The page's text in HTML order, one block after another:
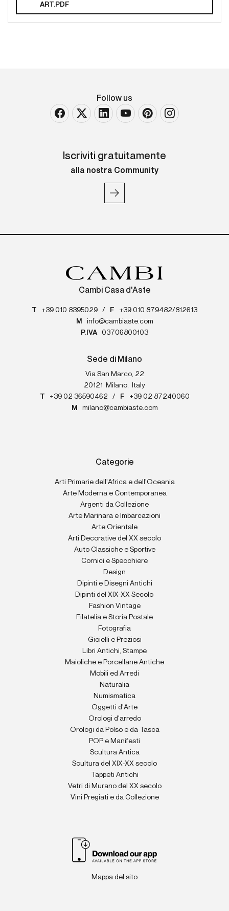
ART.PDF
Follow us
Iscriviti gratuitamente
alla nostra Community
Cambi Casa d'Aste
T +39 010 8395029 / F
+39 010 879482/812613
M
info@cambiaste.com
P.IVA
03706800103
Sede di Milano
Via San Marco, 22
20121
Milano
Italy
T
+39 02 36590462 / F
+39 02 87240060
M
milano@cambiaste.com
Categorie
Arti Primarie dell'Africa e dell'Oceania
Arte Moderna e Contemporanea
Argenti da Collezione
Arte Marinara e Imbarcazioni
Arte Orientale
Arti Decorative del XX secolo
Auto Classiche e Sportive
Cornici e Specchiere
Design
Dipinti e Disegni Antichi
Dipinti del XIX-XX Secolo
Fashion Vintage
Filatelia e Storia Postale
Fotografia
Gioielli e Preziosi
Libri Antichi, Stampe
Maioliche e Porcellane Antiche
Mobili ed Arredi
Naturalia
Numismatica
Oggetti d'Arte
Orologi d'arredo
Orologi da Polso e da Tasca
POP e Manifesti
Scultura Antica
Scultura del XIX-XX secolo
Tappeti Antichi
Vetri di Murano del XX secolo
Vini Pregiati e da Collezione
Mappa del sito